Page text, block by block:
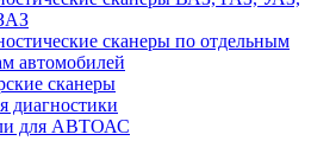
сканеры по отдельным
автомобилей
сканеры
диагностики
для АВТОАС